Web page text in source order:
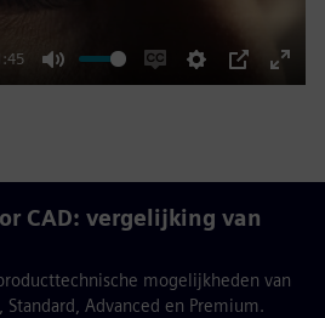
Mute
EnableSettings
PIP
Enter
CAD: vergelijking van
mogelijkheden van
Standard, Advanced en Premium.